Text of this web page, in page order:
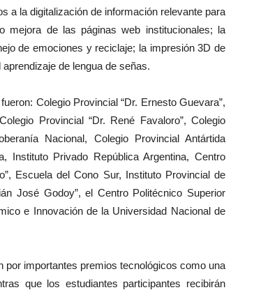
a la digitalización de información relevante para
mejora de las páginas web institucionales; la
de emociones y reciclaje; la impresión 3D de
de lengua de señas.
Colegio Provincial “Dr. Ernesto Guevara”,
Provincial “Dr. René Favaloro”, Colegio
Nacional, Colegio Provincial Antártida
Instituto Privado República Argentina, Centro
Escuela del Cono Sur, Instituto Provincial de
José Godoy”, el Centro Politécnico Superior
e Innovación de la Universidad Nacional de
por importantes premios tecnológicos como una
que los estudiantes participantes recibirán